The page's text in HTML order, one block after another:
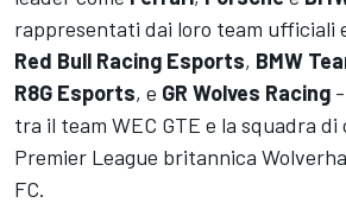
rappresentati dai loro team ufficiali
Red Bull Racing Esports, BMW
R8G Esports, e GR Wolves Racing
tra il team WEC GTE e la squadra di
Premier League britannica
FC.